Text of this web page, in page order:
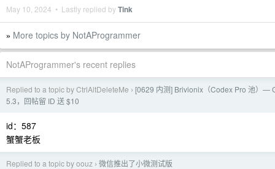
May 10, 2024 • Lastly replied byTink
» More topics by NotAProgrammer
NotAProgrammer's recent replies
Replied to a topic by CtrlAltDeleteMe › [0629 内测] Brivionix（Codex Pro 池）—
5.3，回帖留 ID 送 $10
id：587
蟹蟹老板
Replied to a topic by oouz › 微信推出了小微测试版